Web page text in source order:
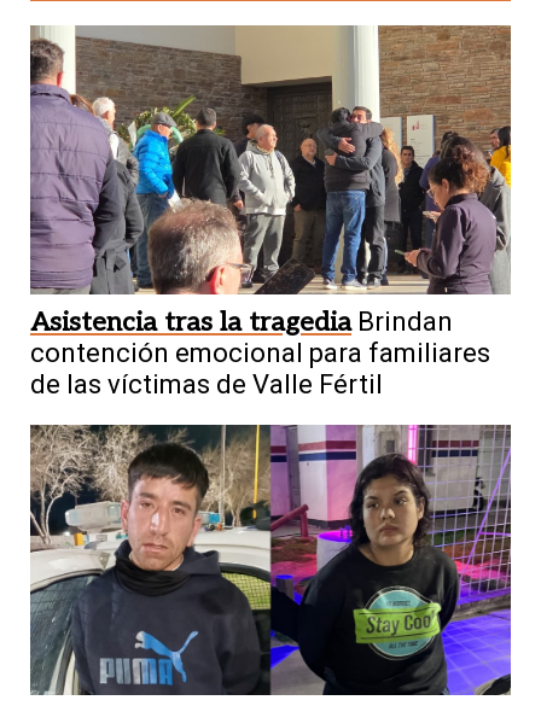
Asistencia tras la tragedia Brindan
contención emocional para familiares
de las víctimas de Valle Fértil